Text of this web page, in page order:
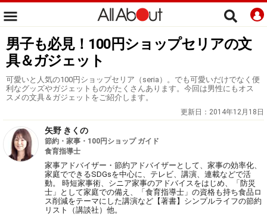
男子も必見！100円ショップセリアの文
具＆ガジェット
可愛いと人気の100円ショップセリア（seria）。でも可愛いだけでなく便
利なグッズやガジェットものがたくさんあります。今回は男性にもオス
スメの文具＆ガジェットをご紹介します。
更新日： 2014年12月18日
矢野 きくの
節約・家事・100円ショップ ガイド
食育指導士
家事アドバイザー・節約アドバイザーとして、家事の効率化、
家庭でできるSDGsを中心に、テレビ、講演、連載などで活
動。 時短家事術、シニア家事のアドバイスをはじめ、「防災
士」として家庭での備え、「食育指導士」の資格も持ち食品ロ
ス削減をテーマにした講演など【著書】シンプルライフの節約
リスト（講談社）他。